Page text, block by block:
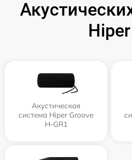
Hiper
Акустическая
система Hiper Groove
H-GR1